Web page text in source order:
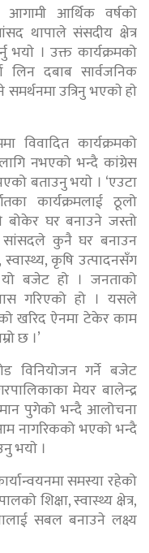
आगामी आर्थिक वर्षको
थापाले संसदीय क्षेत्र
भयाे । उक्त कार्यक्रमको
लिन दबाब सार्वजनिक
उत्रिनु भएकाे हाे
विवादित कार्यक्रमको
नभएको भन्दै कांग्रेस
बताउनु भयाे । ‘एउटा
कार्यक्रमलाई ठूलो
घर बनाउने जस्तो
सांसदले कुनै घर बनाउन
कृषि उत्पादनसँग
यो बजेट हो । जनताको
गरिएको हो । यसले
खरिद ऐनमा टेकेर काम
छ ।’
विनियोजन गर्ने बजेट
मेयर बालेन्द्र
पुगेको भन्दै आलोचना
नागरिकको भएको भन्दै
भयाे ।
समस्या रहेको
शिक्षा, स्वास्थ्य क्षेत्र,
सबल बनाउने लक्ष्य